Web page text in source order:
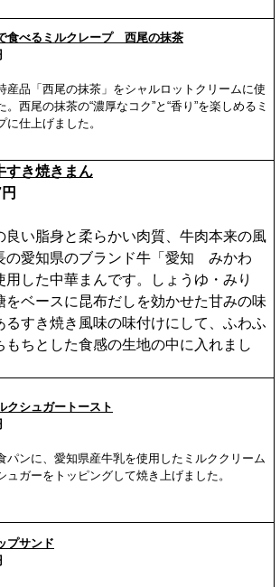
食べるミルクレープ 西尾の抹茶
産品「西尾の抹茶」をシャルロットクリームに使
。西尾の抹茶の“濃厚なコク”と“香り”を楽しめるミ
に仕上げました。
すき焼きまん
良い脂身と柔らかい肉質、牛肉本来の風
の愛知県のブランド牛「愛知 みかわ
用した中華まんです。しょうゆ・みり
をベースに昆布だしを効かせた甘みの味
るすき焼き風味の味付けにして、ふわふ
もちとした食感の生地の中に入れまし
クシュガートースト
パンに、愛知県産牛乳を使用したミルククリーム
ュガーをトッピングして焼き上げました。
プサンド